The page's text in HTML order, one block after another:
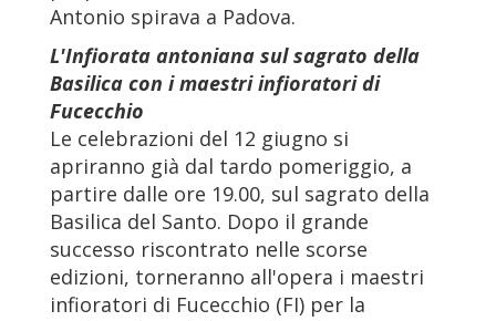
Antonio spirava a Padova.
L'Infiorata antoniana sul sagrato della
Basilica con i maestri infioratori di
Fucecchio
Le celebrazioni del 12 giugno si
apriranno già dal tardo pomeriggio, a
partire dalle ore 19.00, sul sagrato della
Basilica del Santo. Dopo il grande
successo riscontrato nelle scorse
edizioni, torneranno all'opera i maestri
infioratori di Fucecchio (FI) per la